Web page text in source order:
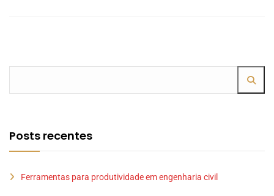
Posts recentes
Ferramentas para produtividade em engenharia civil